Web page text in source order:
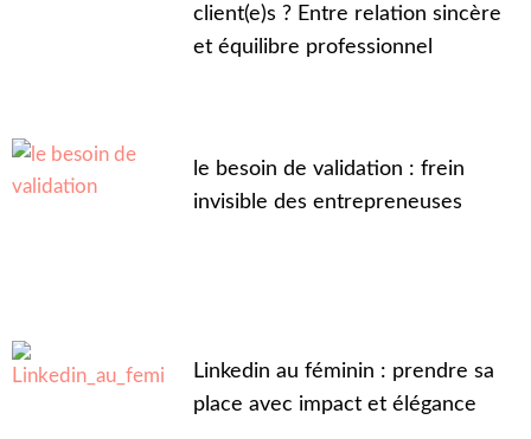
client(e)s ? Entre relation sincère
et équilibre professionnel
le besoin de validation : frein
invisible des entrepreneuses
Linkedin au féminin : prendre sa
place avec impact et élégance